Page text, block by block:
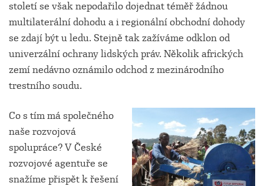
století se však nepodařilo dojednat téměř žádnou
multilaterální dohodu a i regionální obchodní dohody
se zdají být u ledu. Stejně tak zažíváme odklon od
univerzální ochrany lidských práv. Několik afrických
zemí nedávno oznámilo odchod z mezinárodního
trestního soudu.
Co s tím má společného
naše rozvojová
spolupráce? V České
rozvojové agentuře se
snažíme přispět k řešení